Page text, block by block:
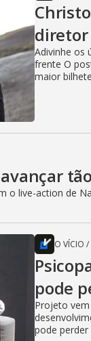
Adivinhe os
frente O
maior
o live-action de
O VÍCIO /
pode
Projeto
pode